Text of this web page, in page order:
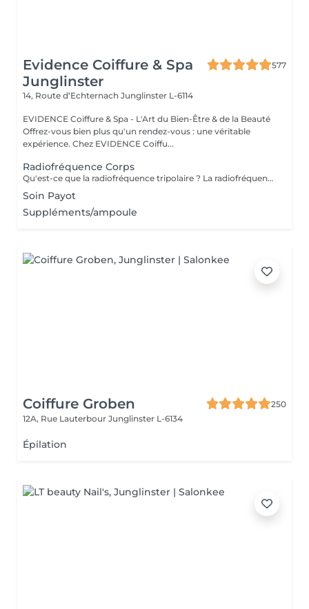
Evidence Coiffure & Spa
Junglinster
577
14, Route d‘Echternach Junglinster L-6114
EVIDENCE Coiffure & Spa - L'Art du Bien-Être & de la Beauté
Offrez-vous bien plus qu'un rendez-vous : une véritable
expérience. Chez EVIDENCE Coiffu...
Radiofréquence Corps
Qu'est-ce que la radiofréquence tripolaire ? La radiofréquence tripolaire est l'une des méthodes non invasives les plus efficaces pour raffermir et tonifier visiblement la peau. La peau perd naturellement son élasticité et sa souplesse à cause du processus de vieillissement ou des fluctuations de poids, et à mesure que la peau s'amincit, les signes du temps deviennent plus fréquents. L'énergie radiofréquence stimule la contraction des fibres de collagène existantes et la production de nouvelles cellules pour lisser, tonifier et raffermir la peau. Les zones de traitement comprennent : Cou (uniquement sur les côtés et jamais devant); Double menton - Double menton ; Front; Autour des yeux; Joues; moustache chinoise; région de la mâchoire.
Soin Payot
Suppléments/ampoule
Coiffure Groben
250
12A, Rue Lauterbour Junglinster L-6134
Épilation